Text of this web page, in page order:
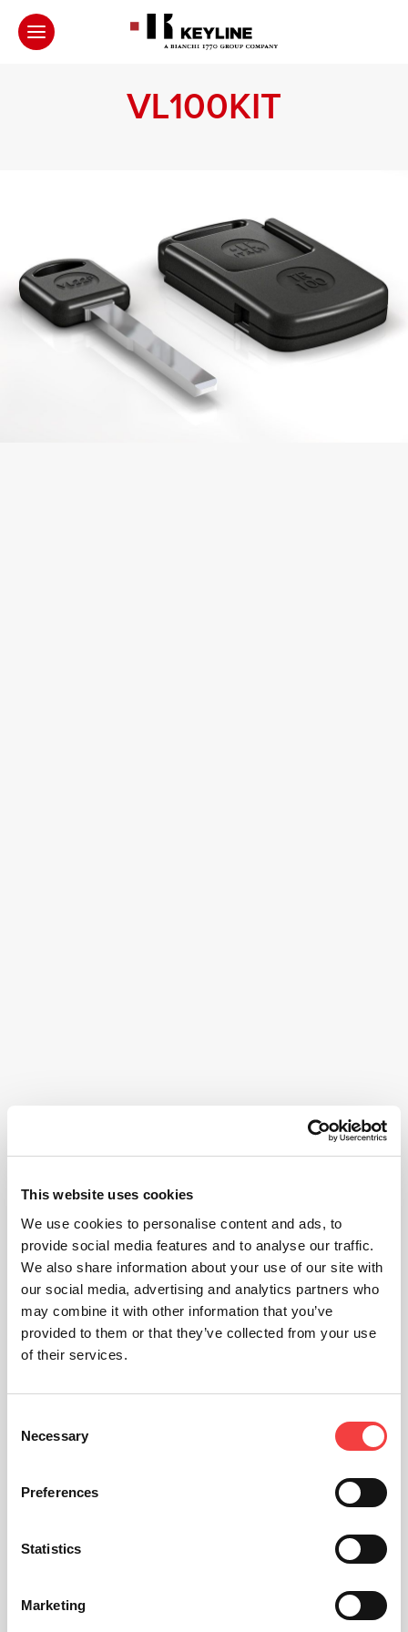
This website uses cookies
We use cookies to personalise content and ads, to
provide social media features and to analyse our traffic.
We also share information about your use of our site with
our social media, advertising and analytics partners who
may combine it with other information that you’ve
provided to them or that they’ve collected from your use
of their services.
Selection
Necessary
Preferences
Statistics
Marketing
VL100KIT